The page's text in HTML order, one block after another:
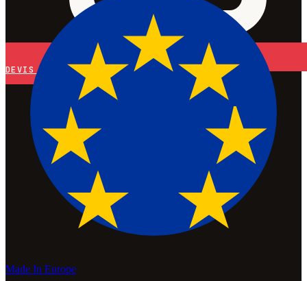
DEVIS
Made In Europe